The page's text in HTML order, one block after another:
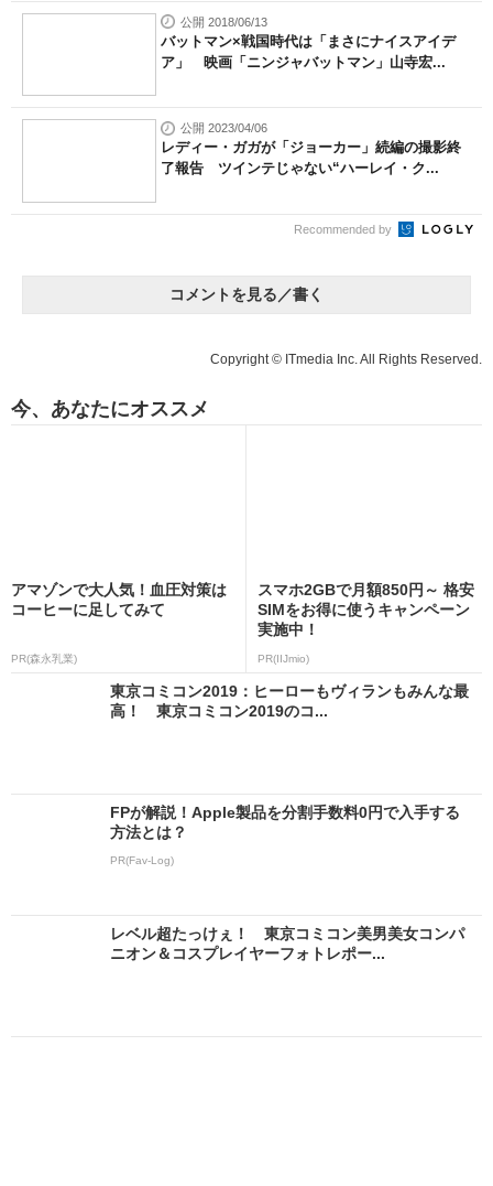
公開 2018/06/13
バットマン×戦国時代は「まさにナイスアイデ
ア」 映画「ニンジャバットマン」山寺宏...
公開 2023/04/06
レディー・ガガが「ジョーカー」続編の撮影終
了報告 ツインテじゃない“ハーレイ・ク...
Recommended by
コメントを見る／書く
Copyright © ITmedia Inc. All Rights Reserved.
今、あなたにオススメ
アマゾンで大人気！血圧対策は
コーヒーに足してみて
PR(森永乳業)
スマホ2GBで月額850円～ 格安
SIMをお得に使うキャンペーン
実施中！
PR(IIJmio)
東京コミコン2019：ヒーローもヴィランもみんな最
高！ 東京コミコン2019のコ...
FPが解説！Apple製品を分割手数料0円で入手する
方法とは？
PR(Fav-Log)
レベル超たっけぇ！ 東京コミコン美男美女コンパ
ニオン＆コスプレイヤーフォトレポー...